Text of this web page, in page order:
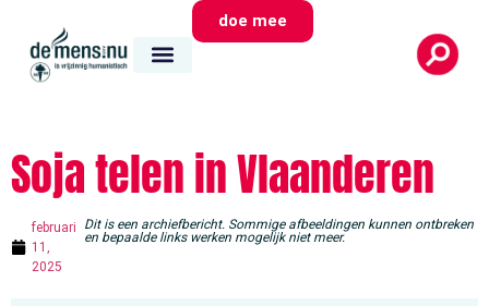
doe mee
Soja telen in Vlaanderen
februari
11,
2025
Dit is een archiefbericht. Sommige afbeeldingen kunnen ontbreken
en bepaalde links werken mogelijk niet meer.